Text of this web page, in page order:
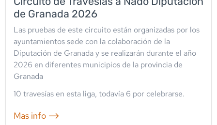
de Granada 2026
Las pruebas de este circuito están organizadas por los
ayuntamientos sede con la colaboración de la
Diputación de Granada y se realizarán durante el año
2026 en diferentes municipios de la provincia de
Granada
10 travesías en esta liga, todavía 6 por celebrarse.
Mas info ⟶